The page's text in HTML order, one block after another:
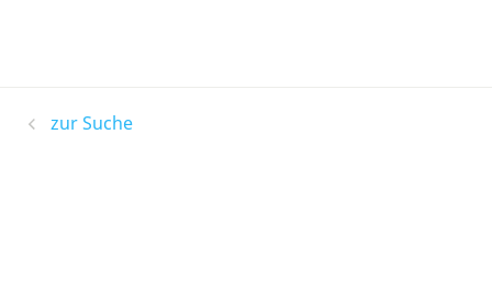
zur Suche